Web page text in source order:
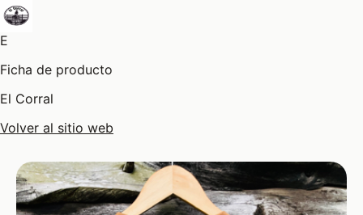
E
Ficha de producto
El Corral
Volver al sitio web